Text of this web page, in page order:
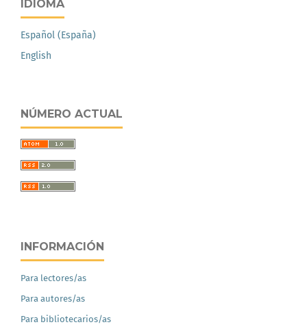
IDIOMA
Español (España)
English
NÚMERO ACTUAL
INFORMACIÓN
Para lectores/as
Para autores/as
Para bibliotecarios/as